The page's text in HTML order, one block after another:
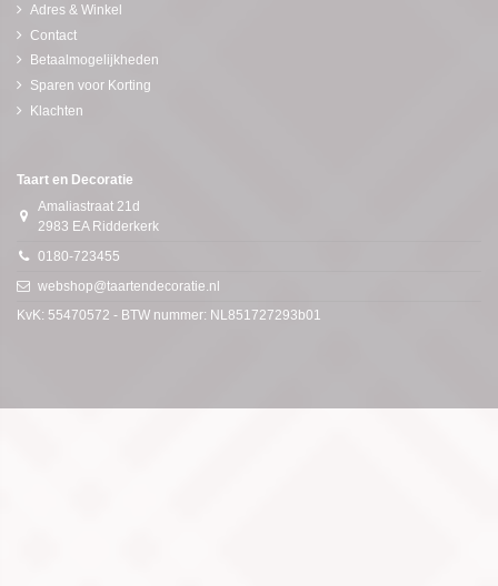
Adres & Winkel
Contact
Betaalmogelijkheden
Sparen voor Korting
Klachten
Taart en Decoratie
Amaliastraat 21d
2983 EA Ridderkerk
0180-723455
webshop@taartendecoratie.nl
KvK: 55470572 - BTW nummer: NL851727293b01